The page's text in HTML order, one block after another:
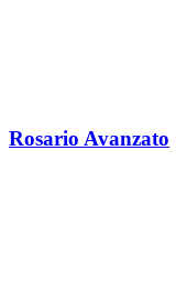
Rosario Avanzato